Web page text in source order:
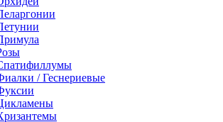
/ Геснериевые